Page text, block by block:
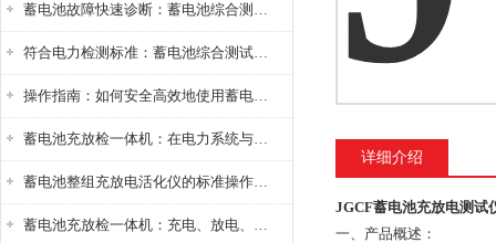
蓄电池故障快速诊断：蓄电池综合测试仪判断落后电池的方法与标准
符合电力检测标准：蓄电池综合测试仪测试规范与精度校准方法详解
操作指南：如何安全高效地使用蓄电池智能活化仪？
蓄电池充放检一体机：在电力系统与储能设备中的创新应用，确保蓄电池性能与可靠性
蓄电池整组充放电活化仪的标准操作流程：从接线设置到充放电参数设定的安全规范
蓄电池充放检一体机：充电、放电、检测三功能集成设备
详细介绍
JGCF蓄电池充放电测试
一、产品概述：